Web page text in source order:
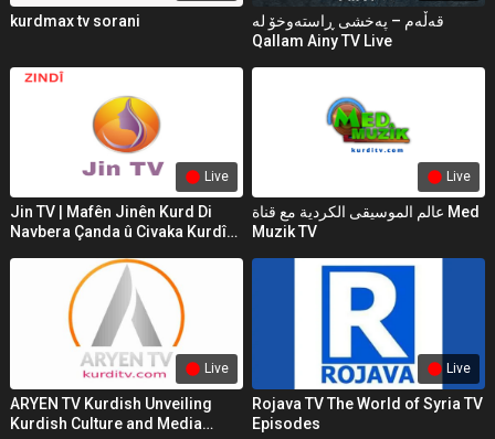
kurdmax tv sorani
قەڵەم – پەخشی ڕاستەوخۆ لە
Qallam Ainy TV Live
Live
Jin TV | Mafên Jinên Kurd Di
Navbera Çanda û Civaka Kurdî
Live
عالم الموسيقى الكردية مع قناة Med
Muzik TV
Live
ARYEN TV Kurdish Unveiling
Kurdish Culture and Media
Live
Rojava TV The World of Syria TV
Episodes